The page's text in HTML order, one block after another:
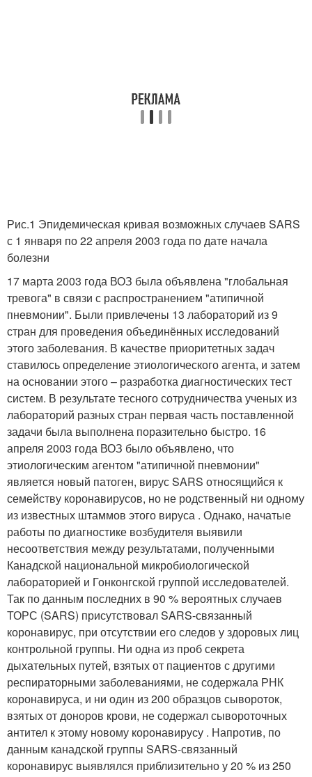
Рис.1 Эпидемическая кривая возможных случаев SARS
с 1 января по 22 апреля 2003 года по дате начала
болезни
17 марта 2003 года ВОЗ была объявлена "глобальная
тревога" в связи с распространением "атипичной
пневмонии". Были привлечены 13 лабораторий из 9
стран для проведения объединённых исследований
этого заболевания. В качестве приоритетных задач
ставилось определение этиологического агента, и затем
на основании этого – разработка диагностических тест
систем. В результате тесного сотрудничества ученых из
лабораторий разных стран первая часть поставленной
задачи была выполнена поразительно быстро. 16
апреля 2003 года ВОЗ было объявлено, что
этиологическим агентом "атипичной пневмонии"
является новый патоген, вирус SARS относящийся к
семейству коронавирусов, но не родственный ни одному
из известных штаммов этого вируса . Однако, начатые
работы по диагностике возбудителя выявили
несоответствия между результатами, полученными
Канадской национальной микробиологической
лабораторией и Гонконгской группой исследователей.
Так по данным последних в 90 % вероятных случаев
ТОРС (SARS) присутствовал SARS-связанный
коронавирус, при отсутствии его следов у здоровых лиц
контрольной группы. Ни одна из проб секрета
дыхательных путей, взятых от пациентов с другими
респираторными заболеваниями, не содержала РНК
коронавируса, и ни один из 200 образцов сывороток,
взятых от доноров крови, не содержал сывороточных
антител к этому новому коронавирусу . Напротив, по
данным канадской группы SARS-связанный
коронавирус выявлялся приблизительно у 20 % из 250